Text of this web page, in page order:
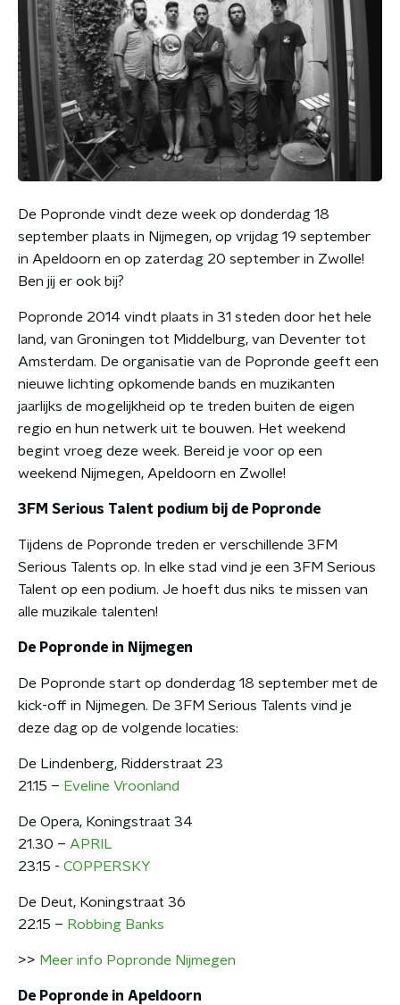
De Popronde vindt deze week op donderdag 18
september plaats in Nijmegen, op vrijdag 19 september
in Apeldoorn en op zaterdag 20 september in Zwolle!
Ben jij er ook bij?
Popronde 2014 vindt plaats in 31 steden door het hele
land, van Groningen tot Middelburg, van Deventer tot
Amsterdam. De organisatie van de Popronde geeft een
nieuwe lichting opkomende bands en muzikanten
jaarlijks de mogelijkheid op te treden buiten de eigen
regio en hun netwerk uit te bouwen. Het weekend
begint vroeg deze week. Bereid je voor op een
weekend Nijmegen, Apeldoorn en Zwolle!
3FM Serious Talent podium bij de Popronde
Tijdens de Popronde treden er verschillende 3FM
Serious Talents op. In elke stad vind je een 3FM Serious
Talent op een podium. Je hoeft dus niks te missen van
alle muzikale talenten!
De Popronde in Nijmegen
De Popronde start op donderdag 18 september met de
kick-off in Nijmegen. De 3FM Serious Talents vind je
deze dag op de volgende locaties:
De Lindenberg, Ridderstraat 23
21.15 – Eveline Vroonland
De Opera, Koningstraat 34
21.30 – APRIL
23.15 - COPPERSKY
De Deut, Koningstraat 36
22.15 – Robbing Banks
>> Meer info Popronde Nijmegen
De Popronde in Apeldoorn